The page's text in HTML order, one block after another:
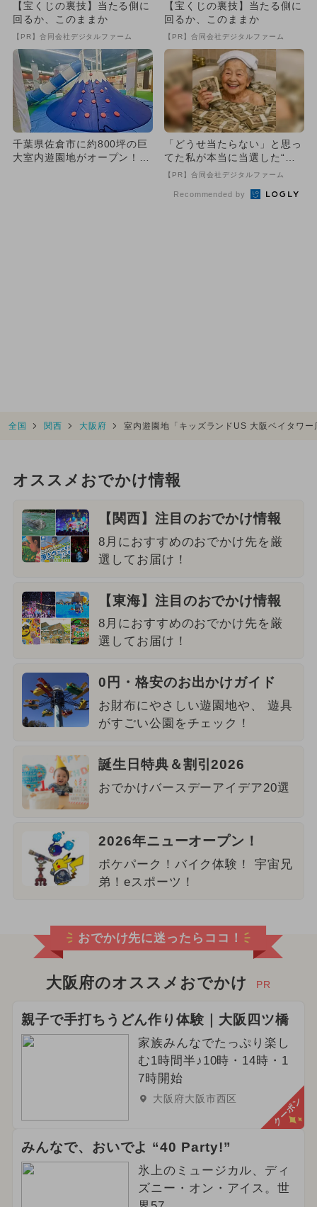
【宝くじの裏技】当たる側に
回るか、このままか
【PR】合同会社デジタルファーム
【宝くじの裏技】当たる側に
回るか、このままか
【PR】合同会社デジタルファーム
千葉県佐倉市に約800坪の巨
大室内遊園地がオープン！
「どうせ当たらない」と思っ
てた私が本当に当選した“買
い方”がこれ
【PR】合同会社デジタルファーム
Recommended by
全国 関西 大阪府 室内遊園地「キッズランドUS 大阪ベイタワ
オススメおでかけ情報
【関西】注目のおでかけ情報
8月におすすめのおでかけ先を厳
選してお届け！
【東海】注目のおでかけ情報
8月におすすめのおでかけ先を厳
選してお届け！
0円・格安のお出かけガイド
お財布にやさしい遊園地や、 遊具
がすごい公園をチェック！
誕生日特典＆割引2026
おでかけバースデーアイデア20選
2026年ニューオープン！
ポケパーク！バイク体験！ 宇宙兄
弟！eスポーツ！
おでかけ先に迷ったらココ！
大阪府のオススメおでかけ PR
親子で手打ちうどん作り体験｜大阪四ツ橋
家族みんなでたっぷり楽し
む1時間半♪10時・14時・1
7時開始
大阪府大阪市西区 クーポン
みんなで、おいでよ “40 Party!”
氷上のミュージカル、ディ
ズニー・オン・アイス。世